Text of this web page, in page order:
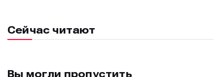
Сейчас читают
Вы могли пропустить